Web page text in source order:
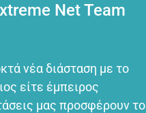
Net Team
νέα διάσταση με το
είτε έμπειρος
μας προσφέρουν το